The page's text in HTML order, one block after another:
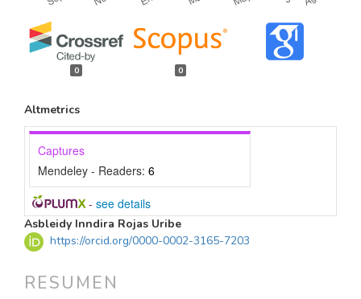
0 0
Altmetrics
Captures
Mendeley - Readers: 6
- see details
CONTENIDO
PRINCIPAL
ARTÍCULO
Asbleidy Inndira Rojas Uribe
https://orcid.org/0000-0002-3165-7203
RESUMEN